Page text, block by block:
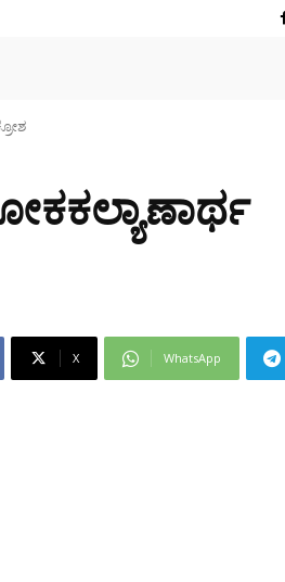
X WhatsApp